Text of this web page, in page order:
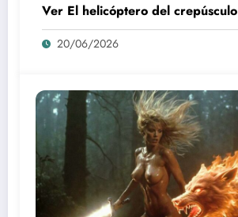
Ver El helicóptero del crepúsculo
20/06/2026